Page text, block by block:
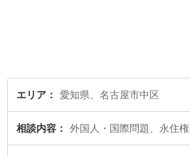
エリア 愛知県、名古屋市中区
相談内容 外国人・国際問題、永住権